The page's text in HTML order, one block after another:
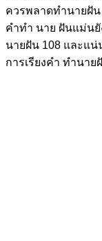
ควรพลาดทํานายฝัน
คำทํา นาย ฝันแม่นยั
นายฝัน 108 และแ
การเรียงคำ ทํานา